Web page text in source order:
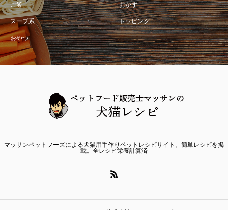
ご飯 おかず
スープ系 トッピング
おやつ
マッサンペットフーズによる犬猫用手作りペットレシピサイト。簡単レシピを掲
載。全レシピ栄養計算済